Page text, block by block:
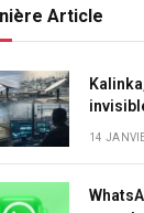
Article
14